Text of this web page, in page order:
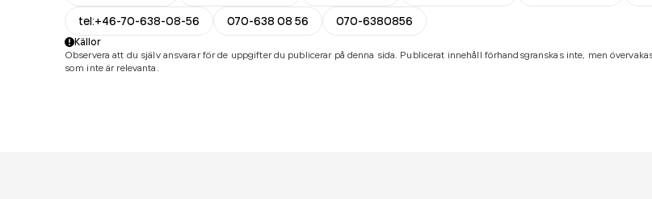
tel:+46-70-638-08-56
070-638 08 56 070-6380856
Källor
Observera att du själv ansvarar för de uppgifter du publicerar på denna sida. Publicerat innehåll förhandsgranskas inte, men
som inte är relevanta.